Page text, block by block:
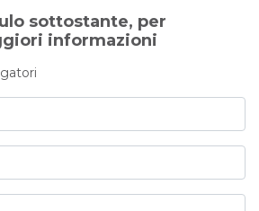
sottostante, per
informazioni